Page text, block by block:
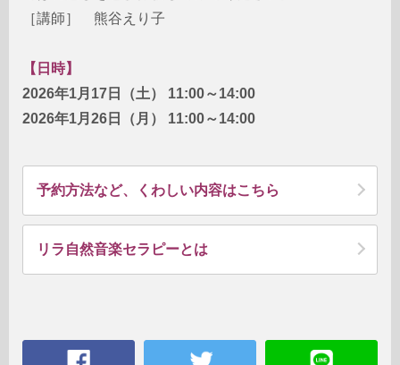
［講師］ 熊谷えり子
【日時】
2026年1月17日（土） 11:00～14:00
2026年1月26日（月） 11:00～14:00
予約方法など、くわしい内容はこちら
リラ自然音楽セラピーとは